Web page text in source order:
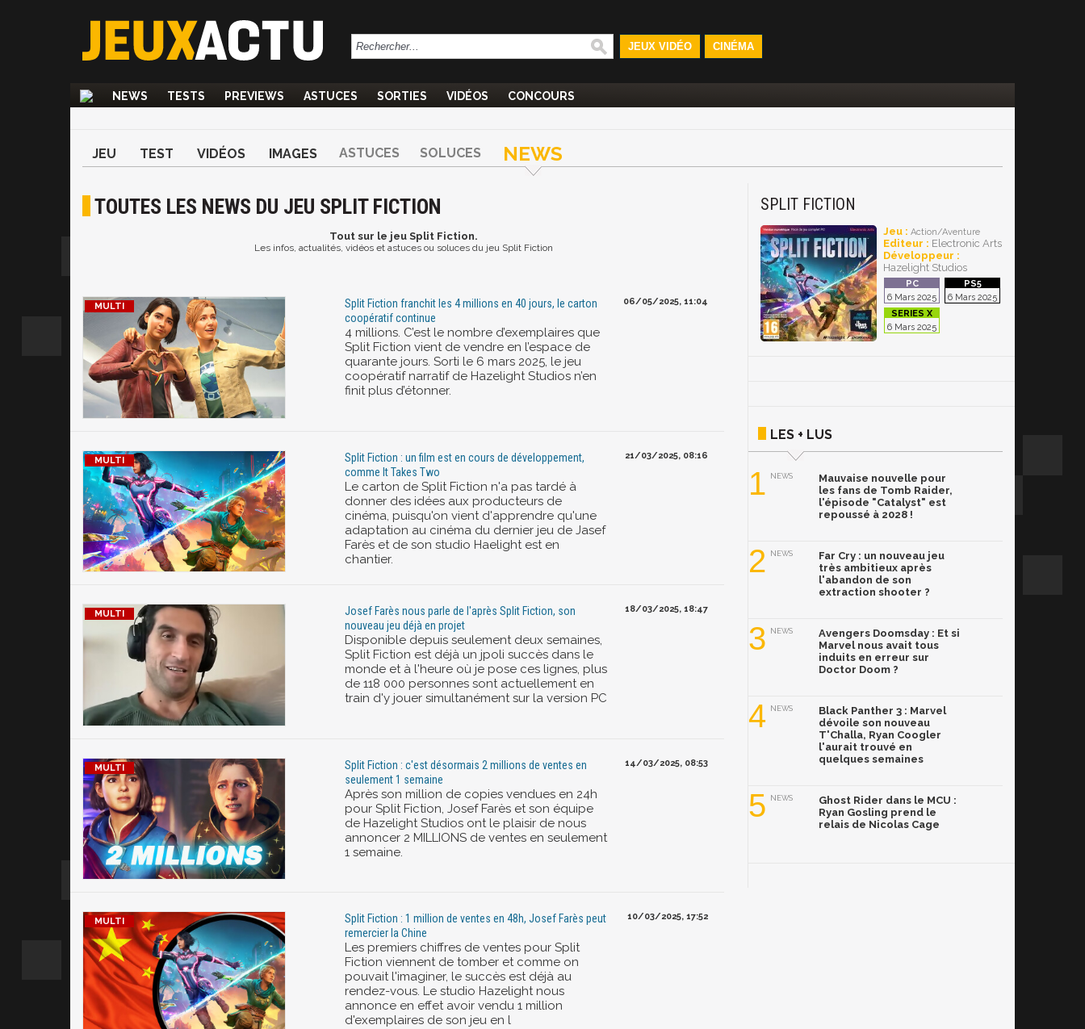
JEUX VIDÉO CINÉMA
NEWS TESTS PREVIEWS ASTUCES SORTIES VIDÉOS CONCOURS
JEU TEST VIDÉOS IMAGES ASTUCES SOLUCES NEWS
TOUTES LES NEWS DU JEU SPLIT FICTION
Toutsur le jeu Split Fiction.
Les infos, actualités, vidéos et astuces ou soluces du jeu Split Fiction
Split Fiction franchit les 4 millions en 40 jours, le carton
coopératif continue
4 millions. C’est le nombre d’exemplaires que
Split Fiction vient de vendre en l’espace de
quarante jours. Sorti le 6 mars 2025, le jeu
coopératif narratif de Hazelight Studios n’en
finit plus d’étonner.
06/05/2025, 11:04
Split Fiction : un film est en cours de développement,
comme It Takes Two
Le carton de Split Fiction n'a pas tardé à
donner des idées aux producteurs de
cinéma, puisqu'on vient d'apprendre qu'une
adaptation au cinéma du dernier jeu de Jasef
Farès et de son studio Haelight est en
chantier.
21/03/2025, 08:16
Josef Farès nous parle de l'après Split Fiction, son
nouveau jeu déjà en projet
Disponible depuis seulement deux semaines,
Split Fiction est déjà un jpoli succès dans le
monde et à l'heure où je pose ces lignes, plus
de 118 000 personnes sont actuellement en
train d'y jouer simultanément sur la version PC
18/03/2025, 18:47
Split Fiction : c'est désormais 2 millions de ventes en
seulement 1 semaine
Après son million de copies vendues en 24h
pour Split Fiction, Josef Farès et son équipe
de Hazelight Studios ont le plaisir de nous
annoncer 2 MILLIONS de ventes en seulement
1 semaine.
14/03/2025, 08:53
Split Fiction : 1 million de ventes en 48h, Josef Farès peut
remercier la Chine
Les premiers chiffres de ventes pour Split
Fiction viennent de tomber et comme on
pouvait l'imaginer, le succès est déjà au
rendez-vous. Le studio Hazelight nous
annonce en effet avoir vendu 1 million
d'exemplaires de son jeu en l
10/03/2025, 17:52
SPLIT FICTION
Jeu : Action/Aventure
Editeur : Electronic Arts
Développeur :
Hazelight Studios
6 Mars 2025 6 Mars 2025
6 Mars 2025
LES + LUS
1 NEWS
Mauvaise nouvelle pour
les fans de Tomb Raider,
l'épisode "Catalyst" est
repoussé à 2028 !
2 NEWS
Far Cry : un nouveau jeu
très ambitieux après
l'abandon de son
extraction shooter ?
3 NEWS
Avengers Doomsday : Et si
Marvel nous avait tous
induits en erreur sur
Doctor Doom ?
4 NEWS
Black Panther 3 : Marvel
dévoile son nouveau
T'Challa, Ryan Coogler
l'aurait trouvé en
quelques semaines
5 NEWS
Ghost Rider dans le MCU :
Ryan Gosling prend le
relais de Nicolas Cage